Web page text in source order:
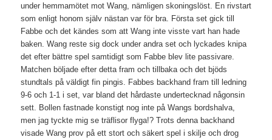
under hemmamötet mot Wang, nämligen skoningslöst. En rivstart
som enligt honom själv nästan var för bra. Första set gick till
Fabbe och det kändes som att Wang inte visste vart han hade
baken. Wang reste sig dock under andra set och lyckades knipa
det efter bättre spel samtidigt som Fabbe blev lite passivare.
Matchen böljade efter detta fram och tillbaka och det bjöds
stundtals på väldigt fin pingis. Fabbes backhand fram till ledning
9-6 och 1-1 i set, var bland det hårdaste undertecknad någonsin
sett. Bollen fastnade konstigt nog inte på Wangs bordshalva,
men jag tyckte mig se träflisor flyga!? Trots denna backhand
visade Wang prov på ett stort och säkert spel i skilje och drog